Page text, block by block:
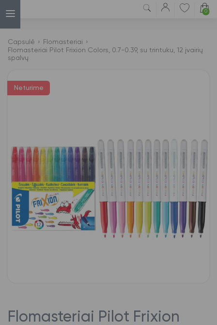
0
Capsulė › Flomasteriai ›
Flomasteriai Pilot Frixion Colors, 0.7-0.39, su trintuku, 12 įvairių
spalvų
Neturime
Flomasteriai Pilot Frixion